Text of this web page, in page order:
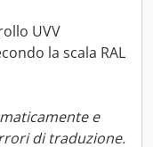
UVV
la scala RAL
e
di traduzione.